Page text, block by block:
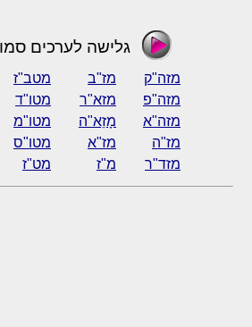
גלישה לערכים
מזה"ק מז"ב מטב"ז
מזה"פ
מזא"ר מטו"ד
מזה"א
מָזֵא"ה מטו"מ
מז"ה
מז"א מטו"ס
מזד"ר
מ"ז מט"ז